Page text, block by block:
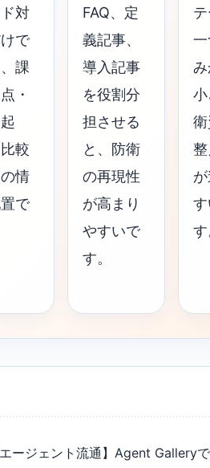
対
で
課
・
較
情
で
FAQ、定
義記事、
導入記事
を役割分
担させる
と、防衛
の再現性
が高まり
やすいで
す。
テ
み
す
ージェント流通】Agent Gallery